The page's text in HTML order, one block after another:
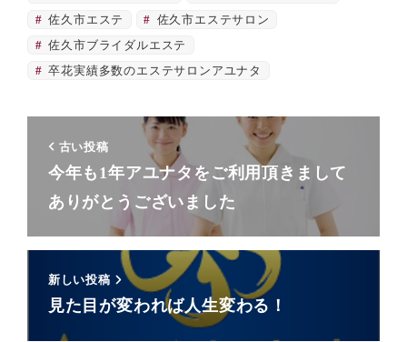
佐久市エステ
佐久市エステサロン
佐久市ブライダルエステ
卒花実績多数のエステサロンアユナタ
古い投稿
今年も1年アユナタをご利用頂きまして
ありがとうございました
新しい投稿
見た目が変われば人生変わる！